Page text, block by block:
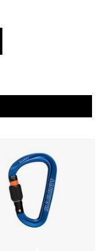
sammen.
og brukes ofte
og å følge
eller skader.